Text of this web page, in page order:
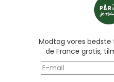
Modtag vores bedste
de France gratis,